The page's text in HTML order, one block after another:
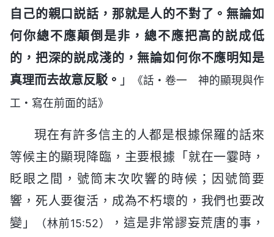
自己的親口説話，那就是人的不對了。無論如
何你總不應顛倒是非，總不應把高的説成低
的，把深的説成淺的，無論如何你不應明知是
真理而去故意反駁。 」
《話・卷一 神的顯現與作
工・寫在前面的話》
現在有許多信主的人都是根據保羅的話來
等候主的顯現降臨，主要根據「就在一霎時，
眨眼之間，號筒末次吹響的時候；因號筒要
響，死人要復活，成為不朽壞的，我們也要改
變」
（林前15:52）
，這是非常謬妄荒唐的事，